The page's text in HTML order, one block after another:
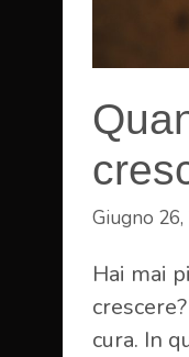
Giugno
Hai mai
cura. In